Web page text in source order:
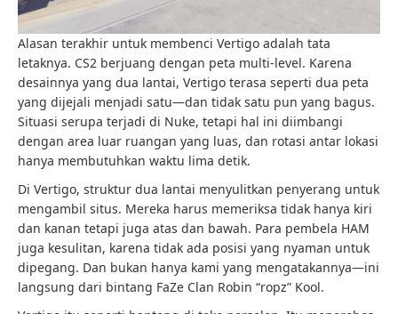
Alasan terakhir untuk membenci Vertigo adalah tata
letaknya. CS2 berjuang dengan peta multi-level. Karena
desainnya yang dua lantai, Vertigo terasa seperti dua peta
yang dijejali menjadi satu—dan tidak satu pun yang bagus.
Situasi serupa terjadi di Nuke, tetapi hal ini diimbangi
dengan area luar ruangan yang luas, dan rotasi antar lokasi
hanya membutuhkan waktu lima detik.
Di Vertigo, struktur dua lantai menyulitkan penyerang untuk
mengambil situs. Mereka harus memeriksa tidak hanya kiri
dan kanan tetapi juga atas dan bawah. Para pembela HAM
juga kesulitan, karena tidak ada posisi yang nyaman untuk
dipegang. Dan bukan hanya kami yang mengatakannya—ini
langsung dari bintang FaZe Clan Robin “ropz” Kool.